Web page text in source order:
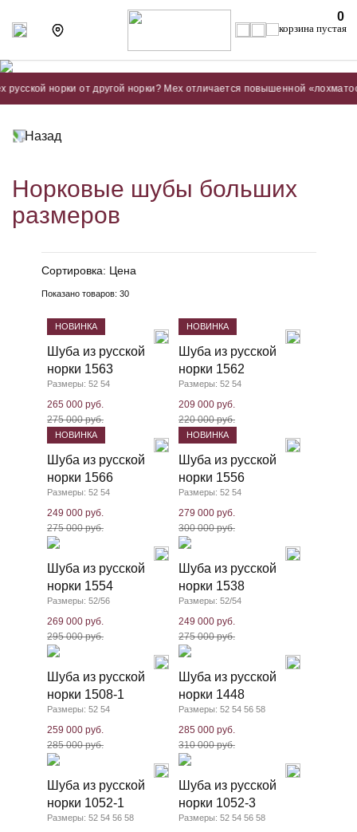
0
норки от другой норки? Мех отличается повышенной
Назад
Норковые шубы больших
размеров
Сортировка: Цена
Показано товаров: 30
НОВИНКА
Шуба из русской
норки 1563
Размеры: 52 54
265 000 руб.
275 000 руб.
НОВИНКА
Шуба из русской
норки 1562
Размеры: 52 54
209 000 руб.
220 000 руб.
НОВИНКА
Шуба из русской
норки 1566
Размеры: 52 54
249 000 руб.
275 000 руб.
НОВИНКА
Шуба из русской
норки 1556
Размеры: 52 54
279 000 руб.
300 000 руб.
Шуба из русской
норки 1554
Размеры: 52/56
269 000 руб.
295 000 руб.
Шуба из русской
норки 1538
Размеры: 52/54
249 000 руб.
275 000 руб.
Шуба из русской
норки 1508-1
Размеры: 52 54
259 000 руб.
285 000 руб.
Шуба из русской
норки 1448
Размеры: 52 54 56 58
285 000 руб.
310 000 руб.
Шуба из русской
норки 1052-1
Размеры: 52 54 56 58
Шуба из русской
норки 1052-3
Размеры: 52 54 56 58